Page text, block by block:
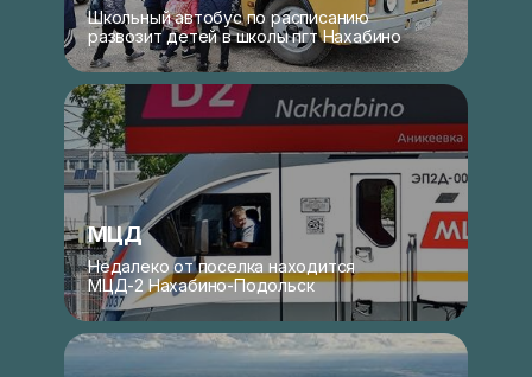
МЦД
Недалеко от поселка находится
МЦД-2 Нахабино-Подольск
Школьный автобус по расписанию
развозит детей в школы пгт Нахабино